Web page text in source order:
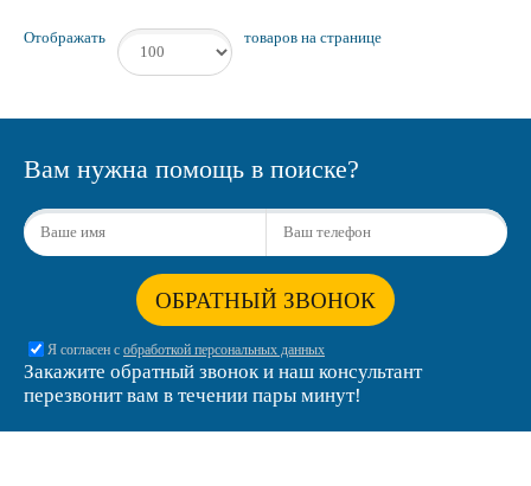
Отображать товаров на странице
Вам нужна помощь в поиске?
ОБРАТНЫЙ ЗВОНОК
Я согласен с обработкой персональных данных
Закажите обратный звонок и наш консультант
перезвонит вам в течении пары минут!